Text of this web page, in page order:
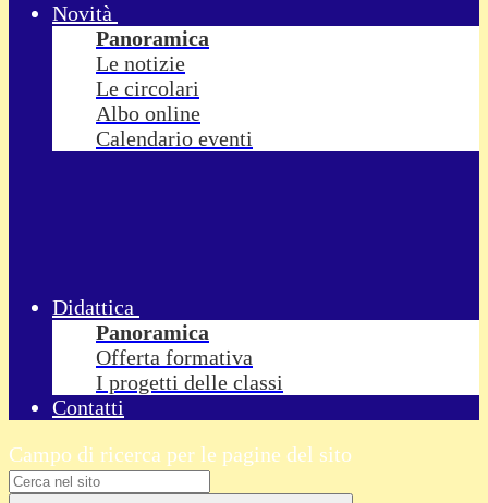
Novità
Panoramica
Le notizie
Le circolari
Albo online
Calendario eventi
Didattica
Panoramica
Offerta formativa
I progetti delle classi
Contatti
Campo di ricerca per le pagine del sito